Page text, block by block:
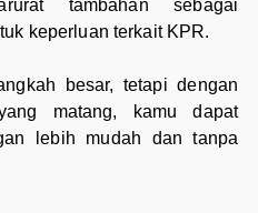
tambahan sebagai
keperluan terkait KPR.
besar, tetapi dengan
matang, kamu dapat
lebih mudah dan tanpa